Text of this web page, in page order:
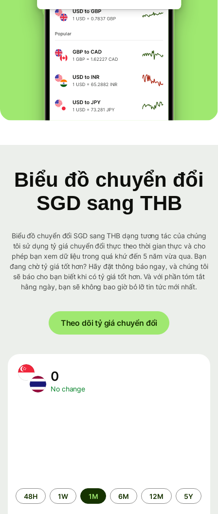
Biểu đồ chuyển đổi
SGD sang THB
Biểu đồ chuyển đổi SGD sang THB dạng tương tác của chúng
tôi sử dụng tỷ giá chuyển đổi thực theo thời gian thực và cho
phép bạn xem dữ liệu trong quá khứ đến 5 năm vừa qua. Bạn
đang chờ tỷ giá tốt hơn? Hãy đặt thông báo ngay, và chúng tôi
sẽ báo cho bạn biết khi có tỷ giá tốt hơn. Và với phần tóm tắt
hằng ngày, bạn sẽ không bao giờ bỏ lỡ tin tức mới nhất.
Theo dõi tỷ giá chuyển đổi
0
No change
Time
period
48H 1W 1M 6M 12M 5Y